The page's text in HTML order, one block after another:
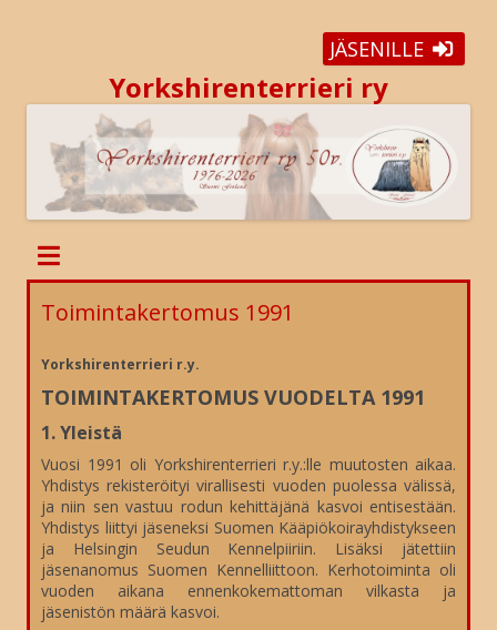
JÄSENILLE
Yorkshirenterrieri ry
Toimintakertomus 1991
Yorkshirenterrieri r.y.
TOIMINTAKERTOMUS VUODELTA 1991
1. Yleistä
Vuosi 1991 oli Yorkshirenterrieri r.y.:lle muutosten aikaa.
Yhdistys rekisteröityi virallisesti vuoden puolessa välissä,
ja niin sen vastuu rodun kehittäjänä kasvoi entisestään.
Yhdistys liittyi jäseneksi Suomen Kääpiökoirayhdistykseen
ja Helsingin Seudun Kennelpiiriin. Lisäksi jätettiin
jäsenanomus Suomen Kennelliittoon. Kerhotoiminta oli
vuoden aikana ennenkokemattoman vilkasta ja
jäsenistön määrä kasvoi.